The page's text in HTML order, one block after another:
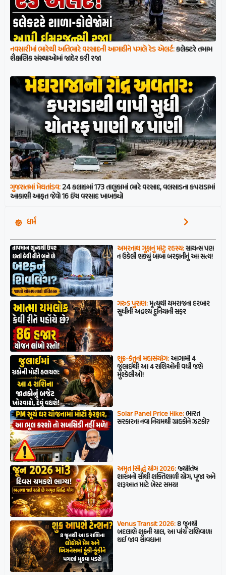
નવસારીમાં ભારેથી અતિભારે વરસાદની આગાહીને પગલે રેડ એલર્ટ:કલેક્ટરે તમામ
શૈક્ષણિક સંસ્થાઓમાં જાહેર કરી રજા
ગુજરાતમાં મેઘતાંડવ:24 કલાકમાં 173 તાલુકામાં ભારે વરસાદ, વલસાડના કપરાડામાં
આકાશી આફત જેવો 16 ઇંચ વરસાદ ખાબક્યો
ધર્મ
અમરનાથ ગુફાનું મોટું રહસ્ય:સાયન્સ પણ
ન ઉકેલી શક્યું બાબા બરફાનીનું આ સત્ય!
ગરુડ પુરાણ:મૃત્યુથી યમરાજના દરબાર
સુધીની અદ્રશ્ય દુનિયાની સફર
શુક્ર-કેતુનો મહાસંયોગ:આગામી 4
જુલાઈથી આ 4 રાશિઓની વધી જશે
મુશ્કેલીઓ!
Solar Panel Price Hike:ભારત
સરકારના નવા નિયમથી ગ્રાહકોને ઝટકો?
અમૃત સિદ્ધિ યોગ 2026:જ્યોતિષ
શાસ્ત્રનો સૌથી શક્તિશાળી યોગ, પૂજા અને
શરૂઆત માટે બેસ્ટ સમય!
Venus Transit 2026:8 જૂનથી
બદલાશે શુક્રની ચાલ, આ પાંચ રાશિવાળા
થઈ જાવ સાવધાન!